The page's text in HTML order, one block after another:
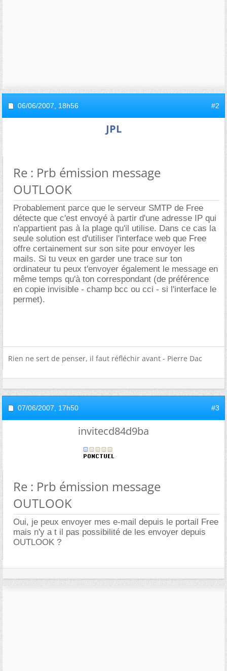
06/06/2007, 18h56 #2
JPL
Re : Prb émission message
OUTLOOK
Probablement parce que le serveur SMTP de Free
détecte que c'est envoyé à partir d'une adresse IP qui
n'appartient pas à la plage qu'il utilise. Dans ce cas la
seule solution est d'utiliser l'interface web que Free
offre certainement sur son site pour envoyer les
mails. Si tu veux en garder une trace sur ton
ordinateur tu peux t'envoyer également le message en
même temps qu'à ton correspondant (de préférence
en copie invisible - champ bcc ou cci - si l'interface le
permet).
Rien ne sert de penser, il faut réfléchir avant - Pierre Dac
07/06/2007, 17h50 #3
invitecd84d9ba
Re : Prb émission message
OUTLOOK
Oui, je peux envoyer mes e-mail depuis le portail Free
mais n'y a t il pas possibilité de les envoyer depuis
OUTLOOK ?